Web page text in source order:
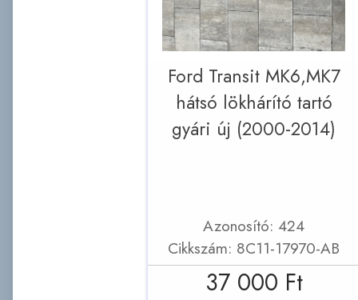
Ford Transit MK6,MK7
hátsó lökhárító tartó
gyári új (2000-2014)
Azonosító: 424
Cikkszám: 8C11-17970-AB
37 000 Ft